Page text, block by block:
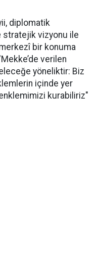
diplomatik
vizyonu ile
bir konuma
verilen
yöneliktir: Biz
içinde yer
kurabiliriz"